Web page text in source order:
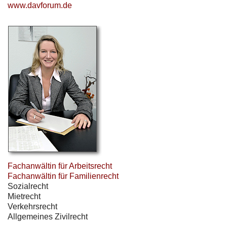
www.davforum.de
Fachanwältin für Arbeitsrecht
Fachanwältin für Familienrecht
Sozialrecht
Mietrecht
Verkehrsrecht
Allgemeines Zivilrecht